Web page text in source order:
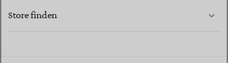
Store finden